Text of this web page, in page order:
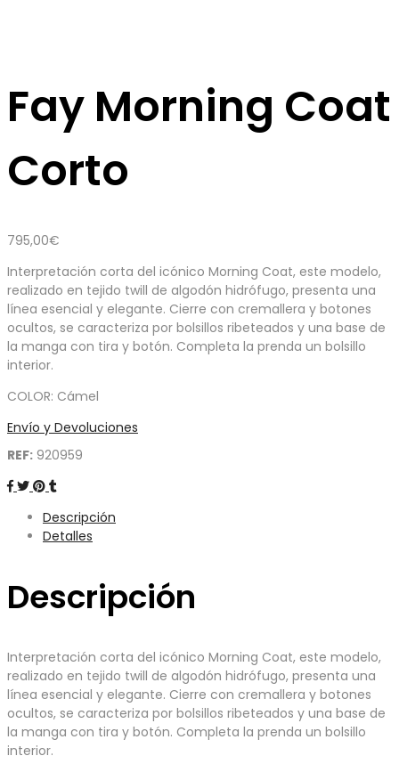
Fay Morning Coat
Corto
795,00€
Interpretación corta del icónico Morning Coat, este modelo,
realizado en tejido twill de algodón hidrófugo, presenta una
línea esencial y elegante. Cierre con cremallera y botones
ocultos, se caracteriza por bolsillos ribeteados y una base de
la manga con tira y botón. Completa la prenda un bolsillo
interior.
COLOR: Cámel
Envío y Devoluciones
REF: 920959
Descripción
Detalles
Descripción
Interpretación corta del icónico Morning Coat, este modelo,
realizado en tejido twill de algodón hidrófugo, presenta una
línea esencial y elegante. Cierre con cremallera y botones
ocultos, se caracteriza por bolsillos ribeteados y una base de
la manga con tira y botón. Completa la prenda un bolsillo
interior.